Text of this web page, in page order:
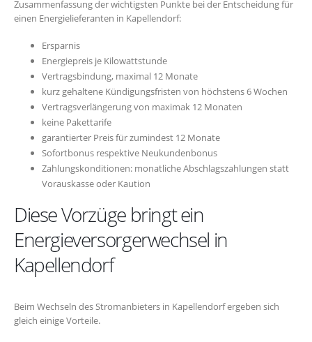
Zusammenfassung der wichtigsten Punkte bei der Entscheidung für
einen Energielieferanten in Kapellendorf:
Ersparnis
Energiepreis je Kilowattstunde
Vertragsbindung, maximal 12 Monate
kurz gehaltene Kündigungsfristen von höchstens 6 Wochen
Vertragsverlängerung von maximak 12 Monaten
keine Pakettarife
garantierter Preis für zumindest 12 Monate
Sofortbonus respektive Neukundenbonus
Zahlungskonditionen: monatliche Abschlagszahlungen statt
Vorauskasse oder Kaution
Diese Vorzüge bringt ein
Energieversorgerwechsel in
Kapellendorf
Beim Wechseln des Stromanbieters in Kapellendorf ergeben sich
gleich einige Vorteile.